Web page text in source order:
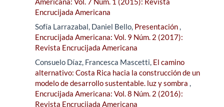
Encrucijada Americana
Sofía Larrazabal, Daniel Bello, Presentación,
Encrucijada Americana: Vol. 9 Núm. 2 (2017):
Revista Encrucijada Americana
Consuelo Díaz, Francesca Mascetti, El camino
alternativo: Costa Rica hacia la construcción de un
modelo de desarrollo sustentable. luz y sombra ,
Encrucijada Americana: Vol. 8 Núm. 2 (2016):
Revista Encrucijada Americana